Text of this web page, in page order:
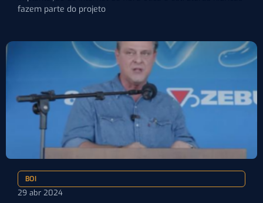
fazem parte do projeto
BOI
29 abr 2024